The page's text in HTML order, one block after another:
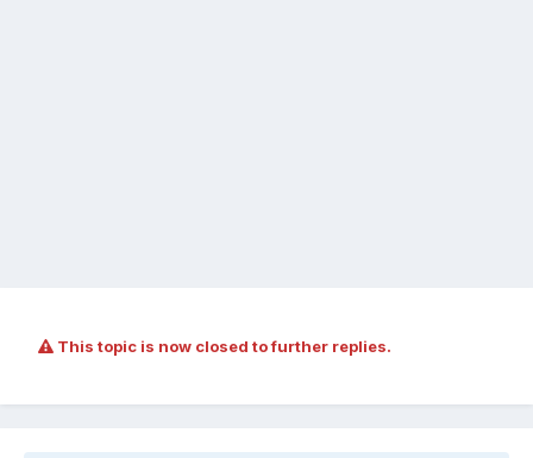
This topic is now closed to further replies.